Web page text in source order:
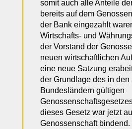
somit auch alle Anteile
bereits auf dem
der Bank eingezahlt
Wirtschafts- und
der Vorstand der
neuen wirtschaftlichen
eine neue Satzung
der Grundlage des in den
Bundesländern gültigen
dieses Gesetz war jetzt
Genossenschaft